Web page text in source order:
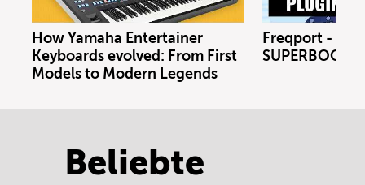
How Yamaha Entertainer
Keyboards evolved: From First
Models to Modern Legends
Freqport -
Beliebte